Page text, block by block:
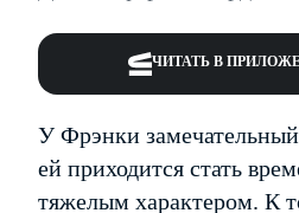
ЧИТАТЬ В
У Фрэнки
ей приходится стать
тяжелым характером. К